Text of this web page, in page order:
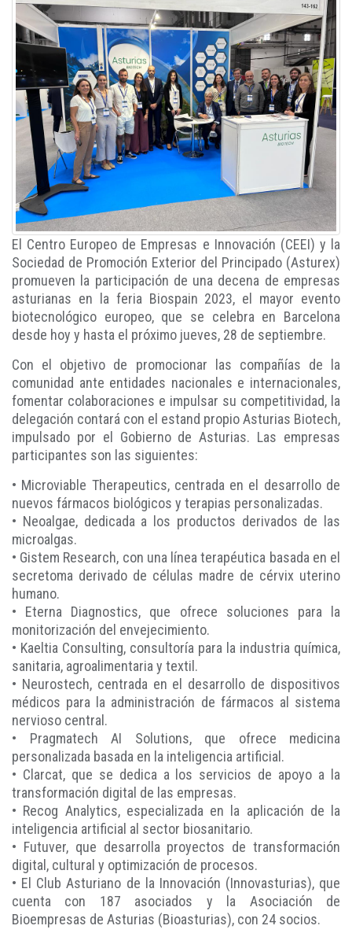
El Centro Europeo de Empresas e Innovación (CEEI) y la
Sociedad de Promoción Exterior del Principado (Asturex)
promueven la participación de una decena de empresas
asturianas en la feria Biospain 2023, el mayor evento
biotecnológico europeo, que se celebra en Barcelona
desde hoy y hasta el próximo jueves, 28 de septiembre.
Con el objetivo de promocionar las compañías de la
comunidad ante entidades nacionales e internacionales,
fomentar colaboraciones e impulsar su competitividad, la
delegación contará con el estand propio Asturias Biotech,
impulsado por el Gobierno de Asturias. Las empresas
participantes son las siguientes:
• Microviable Therapeutics, centrada en el desarrollo de
nuevos fármacos biológicos y terapias personalizadas.
• Neoalgae, dedicada a los productos derivados de las
microalgas.
• Gistem Research, con una línea terapéutica basada en el
secretoma derivado de células madre de cérvix uterino
humano.
• Eterna Diagnostics, que ofrece soluciones para la
monitorización del envejecimiento.
• Kaeltia Consulting, consultoría para la industria química,
sanitaria, agroalimentaria y textil.
• Neurostech, centrada en el desarrollo de dispositivos
médicos para la administración de fármacos al sistema
nervioso central.
• Pragmatech AI Solutions, que ofrece medicina
personalizada basada en la inteligencia artificial.
• Clarcat, que se dedica a los servicios de apoyo a la
transformación digital de las empresas.
• Recog Analytics, especializada en la aplicación de la
inteligencia artificial al sector biosanitario.
• Futuver, que desarrolla proyectos de transformación
digital, cultural y optimización de procesos.
• El Club Asturiano de la Innovación (Innovasturias), que
cuenta con 187 asociados y la Asociación de
Bioempresas de Asturias (Bioasturias), con 24 socios.